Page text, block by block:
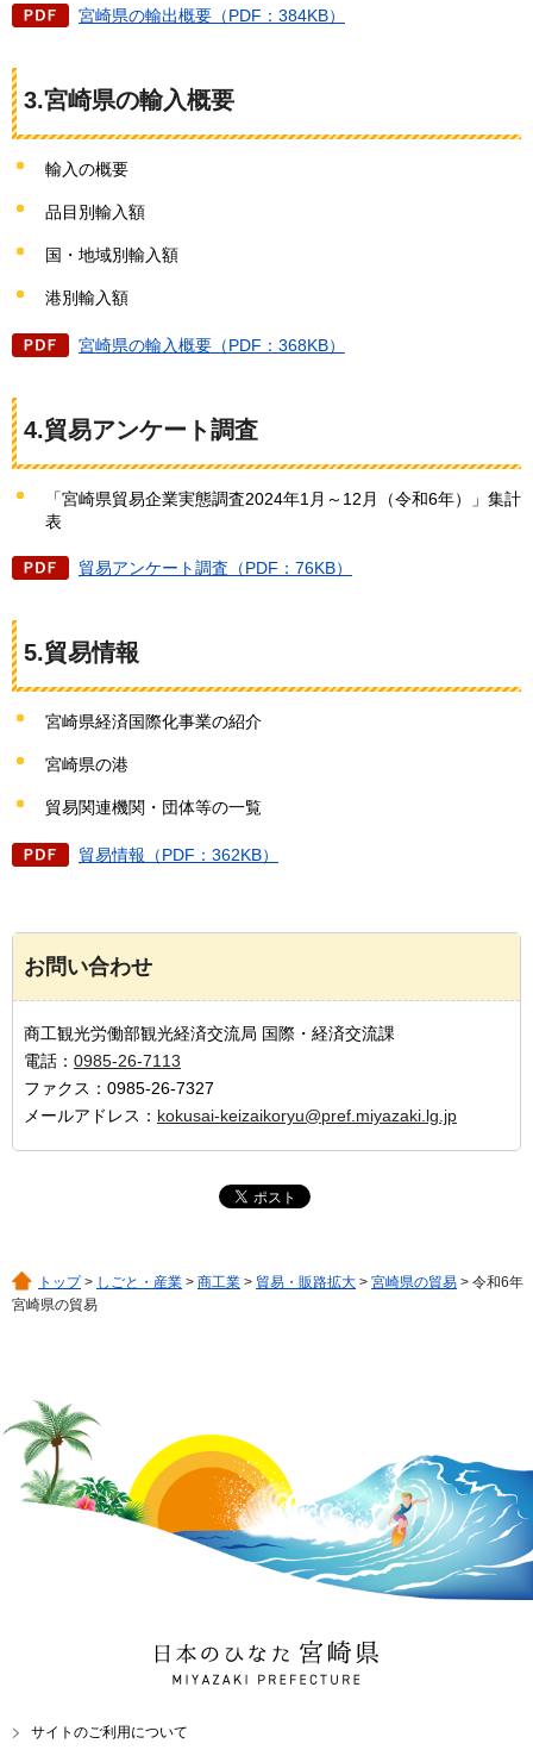
宮崎県の輸出概要（PDF：384KB）
3.宮崎県の輸入概要
輸入の概要
品目別輸入額
国・地域別輸入額
港別輸入額
宮崎県の輸入概要（PDF：368KB）
4.貿易アンケート調査
「宮崎県貿易企業実態調査2024年1月～12月（令和6年）」集計
表
貿易アンケート調査（PDF：76KB）
5.貿易情報
宮崎県経済国際化事業の紹介
宮崎県の港
貿易関連機関・団体等の一覧
貿易情報（PDF：362KB）
お問い合わせ
商工観光労働部観光経済交流局 国際・経済交流課
電話： 0985-26-7113
ファクス：0985-26-7327
メールアドレス： kokusai-keizaikoryu@pref.miyazaki.lg.jp
トップ> しごと・産業 > 商工業 > 貿易・販路拡大 > 宮崎県の貿易 > 令和6年
宮崎県の貿易
日本のひなた 宮崎県
MIYAZAKI PREFECTURE
サイトのご利用について